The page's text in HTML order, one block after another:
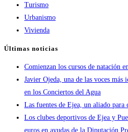
Turismo
Urbanismo
Vivienda
Últimas noticias
Comienzan los cursos de natación
Javier Ojeda, una de las voces más
en los Conciertos del Agua
Las fuentes de Ejea, un aliado
Los clubes deportivos de Ejea y
euros en ayudas de la Diputación